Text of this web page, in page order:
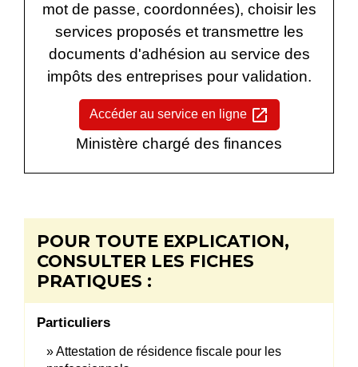
mot de passe, coordonnées), choisir les
services proposés et transmettre les
documents d'adhésion au service des
impôts des entreprises pour validation.
Accéder au service en ligne open_in_new
Ministère chargé des finances
POUR TOUTE EXPLICATION,
CONSULTER LES FICHES
PRATIQUES :
Particuliers
Attestation de résidence fiscale pour les